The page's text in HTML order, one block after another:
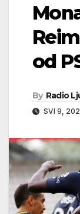
od
By Radio
SVI 9,